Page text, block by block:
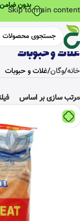
Skip to main content
غلات و حبوبات
خانه وگان غلات و حبوبات
مرتب سازی بر اساس